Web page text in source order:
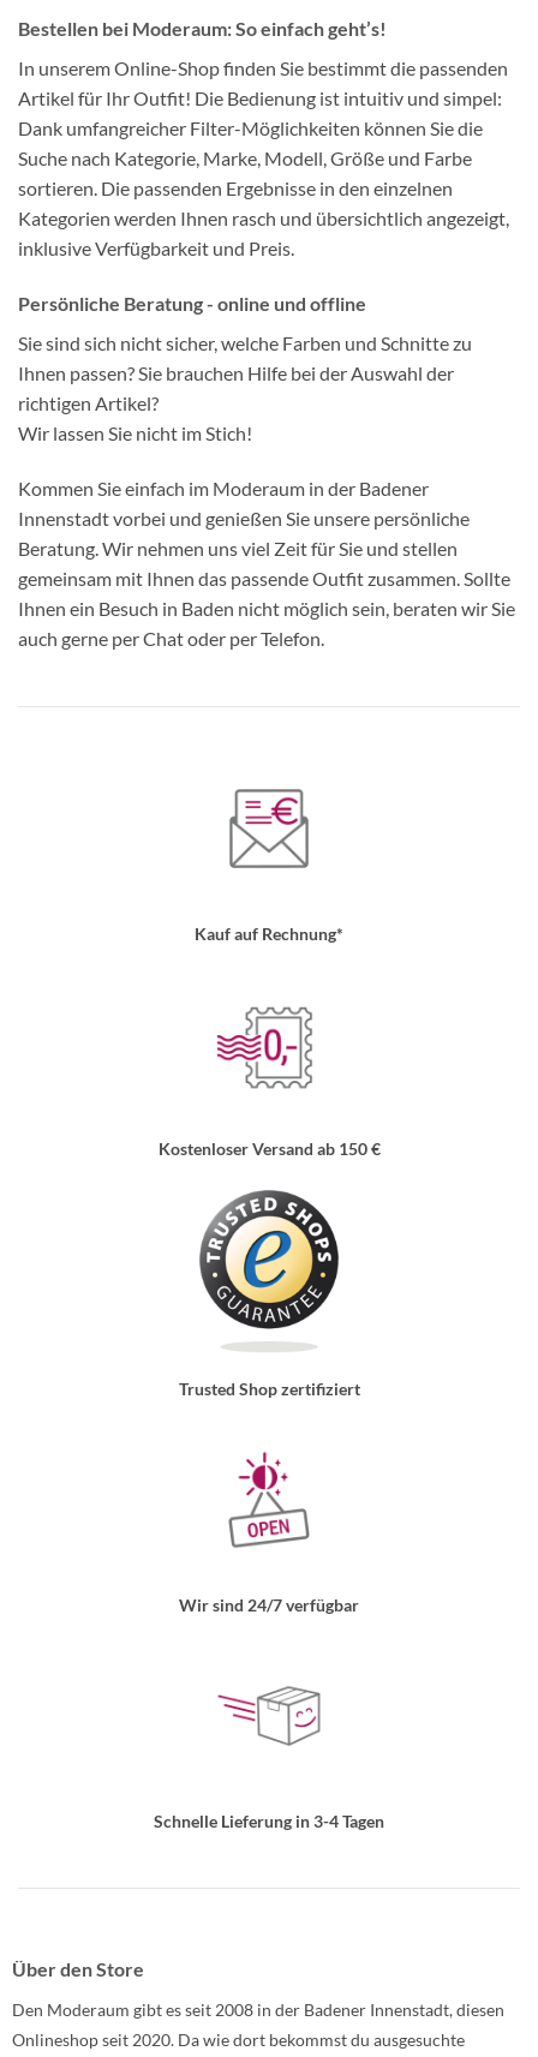
Bestellen bei Moderaum: So einfach geht’s!
In unserem Online-Shop finden Sie bestimmt die passenden
Artikel für Ihr Outfit! Die Bedienung ist intuitiv und simpel:
Dank umfangreicher Filter-Möglichkeiten können Sie die
Suche nach Kategorie, Marke, Modell, Größe und Farbe
sortieren. Die passenden Ergebnisse in den einzelnen
Kategorien werden Ihnen rasch und übersichtlich angezeigt,
inklusive Verfügbarkeit und Preis.
Persönliche Beratung - online und offline
Sie sind sich nicht sicher, welche Farben und Schnitte zu
Ihnen passen? Sie brauchen Hilfe bei der Auswahl der
richtigen Artikel?
Wir lassen Sie nicht im Stich!
Kommen Sie einfach im Moderaum in der Badener
Innenstadt vorbei und genießen Sie unsere persönliche
Beratung. Wir nehmen uns viel Zeit für Sie und stellen
gemeinsam mit Ihnen das passende Outfit zusammen. Sollte
Ihnen ein Besuch in Baden nicht möglich sein, beraten wir Sie
auch gerne per Chat oder per Telefon.
Kauf auf Rechnung*
Kostenloser Versand ab 150 €
Trusted Shop zertifiziert
Wir sind 24/7 verfügbar
Schnelle Lieferung in 3-4 Tagen
Über den Store
Den Moderaum gibt es seit 2008 in der Badener Innenstadt, diesen
Onlineshop seit 2020. Da wie dort bekommst du ausgesuchte